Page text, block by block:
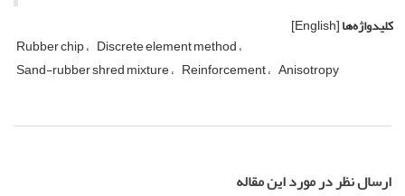
کلیدواژه‌ها[English]
Rubber chip Discrete element method
Sand-rubber shred mixture Reinforcement Anisotropy
ارسال نظر در مورد این مقاله